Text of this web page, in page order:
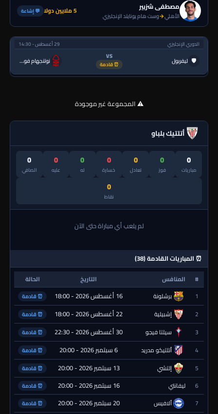
مصطفى شزبير
الأهلي→وست هام يونايتد الإنجليزي 5 ملايين دولا 💬 إشاعة
الدوري الإنجليزي 29 أغسطس - 14:30
🛡 ليفربول VS
⏰ قادمة نوتنجهام فورست
⚠️ المجموعة غير موجودة
أتلتيك بلباو
0
مباريات
0
فوز
0
تعادل
0
خسارة
0
له
0
عليه
0
الصافي
0
نقاط
لم يلعب أي مباراة حتى الآن
⏰ المباريات القادمة (38)
# المنافس التاريخ
الحالة
1
برشلونة 16 أغسطس 2026 - 18:00 ⏰ قادمة
2 إشبيلية 22 أغسطس 2026 - 18:00 ⏰ قادمة
3 سيلتا فيجو 30 أغسطس 2026 - 22:30 ⏰ قادمة
4 أتلتيكو مدريد 6 سبتمبر 2026 - 20:00 ⏰ قادمة
5 إلتشي 13 سبتمبر 2026 - 20:00 ⏰ قادمة
6 ليفانتي 16 سبتمبر 2026 - 20:00 ⏰ قادمة
7 ألافيس 20 سبتمبر 2026 - 20:00 ⏰ قادمة